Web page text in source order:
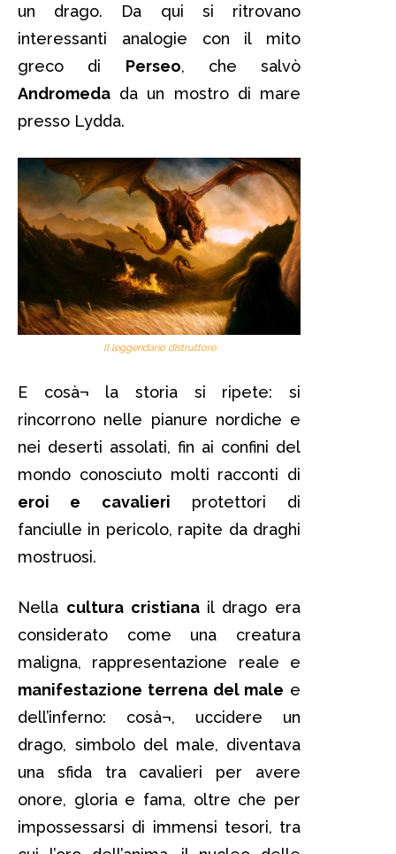
un drago. Da qui si ritrovano
interessanti analogie con il mito
greco di Perseo, che salvò
Andromeda da un mostro di mare
presso Lydda.
Il leggendario distruttore
E cosà¬ la storia si ripete: si
rincorrono nelle pianure nordiche e
nei deserti assolati, fin ai confini del
mondo conosciuto molti racconti di
eroi e cavalieri protettori di
fanciulle in pericolo, rapite da draghi
mostruosi.
Nella cultura cristianail drago era
considerato come una creatura
maligna, rappresentazione reale e
manifestazione terrena del male e
dell’inferno: cosà¬, uccidere un
drago, simbolo del male, diventava
una sfida tra cavalieri per avere
onore, gloria e fama, oltre che per
impossessarsi di immensi tesori, tra